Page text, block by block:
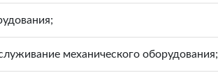
механического оборудования;